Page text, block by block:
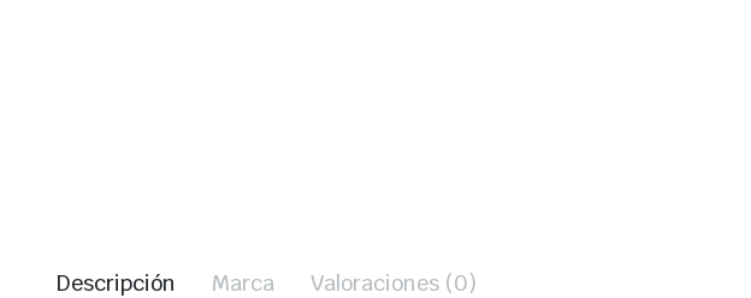
Descripción Marca Valoraciones (0)